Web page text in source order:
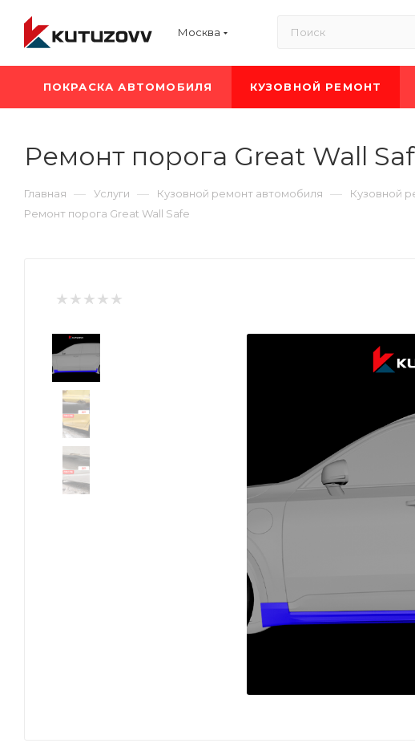
Москва
ПОКРАСКА АВТОМОБИЛЯ КУЗОВНОЙ РЕМОНТ
Ремонт порога Great Wall
Главная — Услуги — Кузовной ремонт автомобиля — Кузовной
Ремонт порога Great Wall Safe